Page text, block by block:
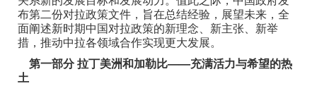
布第二份对拉政策文件，旨在总结经验，展望未来，全
面阐述新时期中国对拉政策的新理念、新主张、新举
措，推动中拉各领域合作实现更大发展。
第一部分 拉丁美洲和加勒比——充满活力与希望的热
土